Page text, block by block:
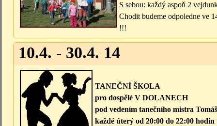
S sebou: každý aspoň 2
Chodit budeme odpoledne ve
!!!
10.4. - 30.4. 14
TANEČNÍ ŠKOLA
pro dospělé V DOLANECH
pod vedením tanečního mistra
každé úterý od 20:00 do 22:00